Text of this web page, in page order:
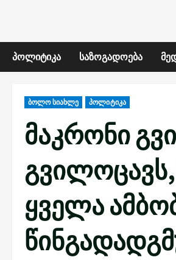
ᲞᲝᲚᲘᲢᲘᲙᲐ ᲡᲐᲖᲝᲒᲐᲓᲝᲔᲑᲐ
ბოლო სიახლე პოლიტიკა
მაკრონი
ყველა